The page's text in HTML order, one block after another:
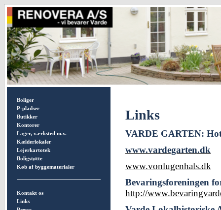
Boliger
P-pladser
Butikker
Kontorer
Lager, værksted m.v.
Kælderlokaler
Lejerkartotek
Boligstøtte
Køb af byggematerialer
Kontakt os
Links
Links
VARDE GARTEN:
www.vardegarten.dk
www.vonlugenhals.dk
Bevaringsforeningen
http://